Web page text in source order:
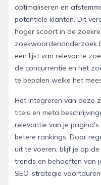
optimaliseren en
potentiële klanten. Dit
hoger scoort in de
zoekwoordenonderzoek
een lijst van relevante
de concurrentie en het
te bepalen welke het
Het integreren van deze
titels en meta
relevantie van je
betere rankings. Door
uit te voeren, blijf je op
trends en behoeften van
SEO-strategie